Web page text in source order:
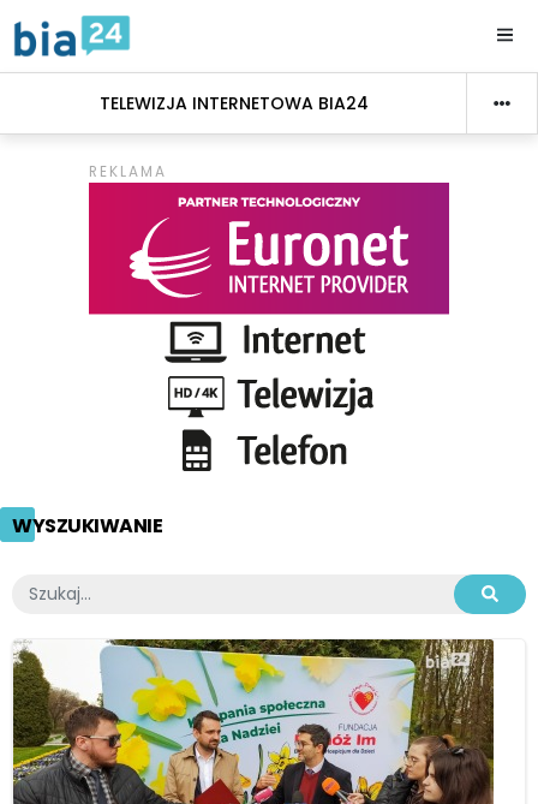
TELEWIZJA INTERNETOWA BIA24
WYSZUKIWANIE